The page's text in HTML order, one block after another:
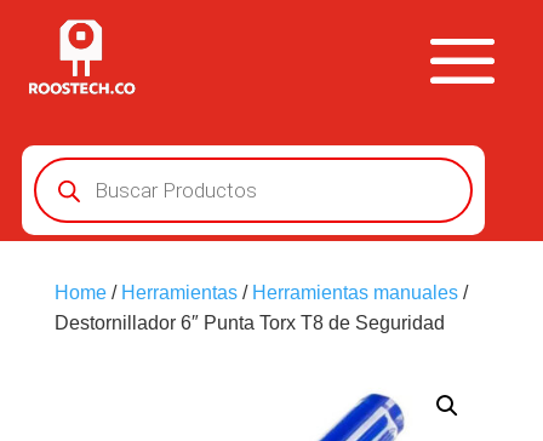
Búsqueda
de
productos
Home/ Herramientas/ Herramientas manuales/
Destornillador 6″ Punta Torx T8 de Seguridad